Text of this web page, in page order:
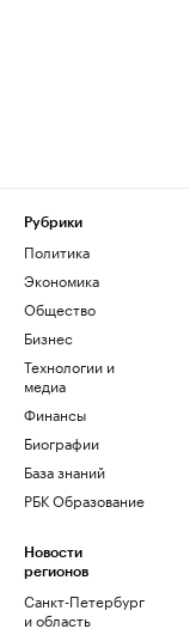
Рубрики
Политика
Экономика
Общество
Бизнес
Технологии и
медиа
Финансы
Биографии
База знаний
РБК Образование
Новости
регионов
Санкт-Петербург
и область